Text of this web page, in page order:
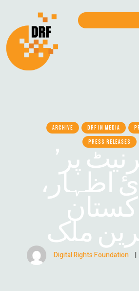
ARCHIVE DRF IN MEDIA
PRESS RELEASES
’انٹرنیٹ پر
اظہار،
Digital Rights Foundation |